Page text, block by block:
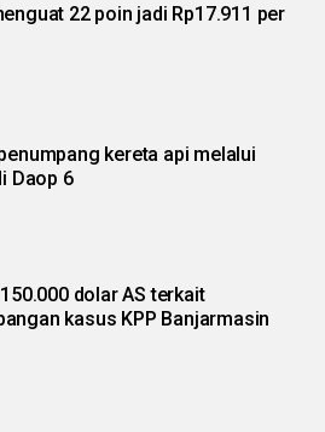
22 poin jadi Rp17.911 per
kereta api melalui
Daop 6
dolar AS terkait
kasus KPP Banjarmasin